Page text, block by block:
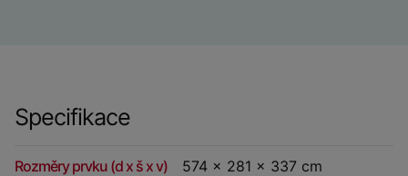
Specifikace
Rozměry prvku (d x š x v) 574 x 281 x 337 cm